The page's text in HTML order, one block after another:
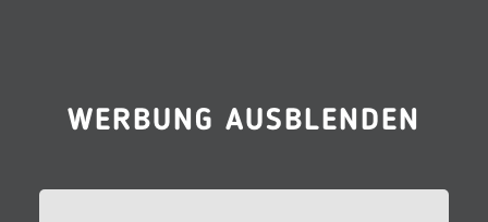
WERBUNG AUSBLENDEN